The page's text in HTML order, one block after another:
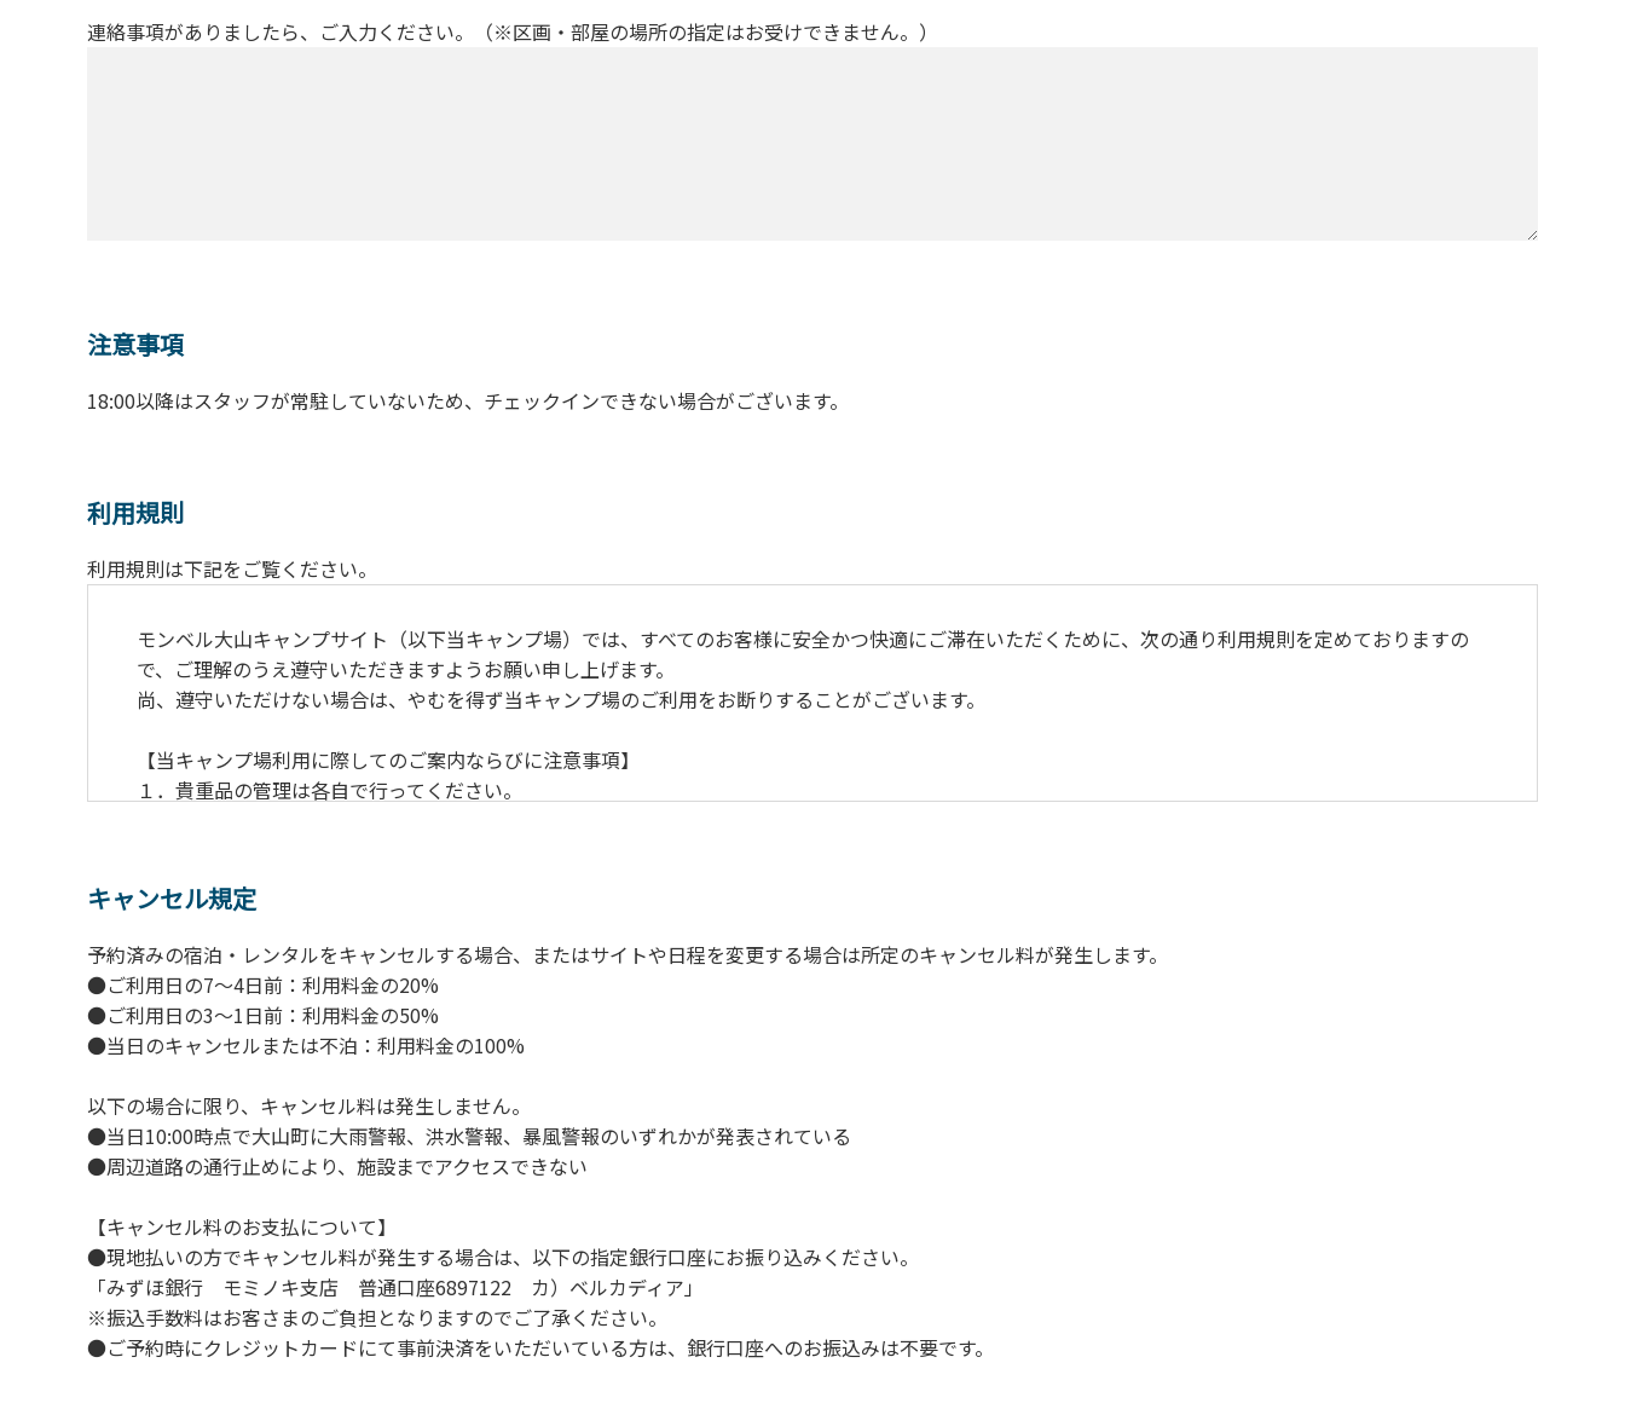
連絡事項がありましたら、ご入力ください。（※区画・部屋の場所の指定はお受けできません。）
注意事項
18:00以降はスタッフが常駐していないため、チェックインできない場合がございます。
利用規則
利用規則は下記をご覧ください。
モンベル大山キャンプサイト（以下当キャンプ場）では、すべてのお客様に安全かつ快適にご滞在いただくために、次の通り利用規則を定めておりますの
で、ご理解のうえ遵守いただきますようお願い申し上げます。
尚、遵守いただけない場合は、やむを得ず当キャンプ場のご利用をお断りすることがございます。
【当キャンプ場利用に際してのご案内ならびに注意事項】
１．貴重品の管理は各自で行ってください。
４．当キャンプ場内を車で移動する場合は徐行運転（5ｋｍ/ｈ以下）を行なってください。
５．ゴミ（可燃）は指定のゴミ袋に分別した上で、指定の場所へ捨ててください。ビン・缶・ペットボトルおよび不燃ゴミは持ち帰りお願いします。
６．BBQ及び焚火台の灰につきましては鎮火を確認した上で指定の回収場所へ廃棄してください。
７．暴力団等反社会勢力及びその関係者ならびに公共の秩序、善良の風俗に反する恐れのある場合には、ご利用をお断りいたします。
８．不可抗力以外の事由により建造物、家具、備品、その他の物品を損傷、紛失、汚染させた場合には、相当額を弁償していただくことがあります。
９．当キャンプ場内（駐車場を含む）での事故や盗難などにつきましては、一切の責任を負いかねます。
１０．車中で宿泊される場合は、必ずエンジンを停止してください。
１１．他の宿泊者のご迷惑になりますので、21時～翌朝6時の間車輌移動はご遠慮ください。
１２．レンタル品は管理棟に返却してください。
１３．動物（ペット類）の同伴はご遠慮願います。（愛犬と宿泊可能なサイトは除く）
１４．キャンプ場内に喫煙所はございません。他のお客様のご迷惑にならないようにご配慮願います。
【当キャンプ場での禁止事項】
１．花火（手持ちや打ち上げなど全て）。
２．地面への直火、デッキ上での焚き火、BBQ、キャンプファイヤー。
３．硬いボールでの球技。（野球、キャッチボール・サッカーなど）
４．大きな音で音楽や楽器などを鳴らす行為。（ 但し貸切イベントは除く）
キャンセル規定
予約済みの宿泊・レンタルをキャンセルする場合、またはサイトや日程を変更する場合は所定のキャンセル料が発生します。
●ご利用日の7～4日前：利用料金の20%
●ご利用日の3～1日前：利用料金の50%
●当日のキャンセルまたは不泊：利用料金の100%
以下の場合に限り、キャンセル料は発生しません。
●当日10:00時点で大山町に大雨警報、洪水警報、暴風警報のいずれかが発表されている
●周辺道路の通行止めにより、施設までアクセスできない
【キャンセル料のお支払について】
●現地払いの方でキャンセル料が発生する場合は、以下の指定銀行口座にお振り込みください。
「みずほ銀行 モミノキ支店 普通口座6897122 カ）ベルカディア」
※振込手数料はお客さまのご負担となりますのでご了承ください。
●ご予約時にクレジットカードにて事前決済をいただいている方は、銀行口座へのお振込みは不要です。